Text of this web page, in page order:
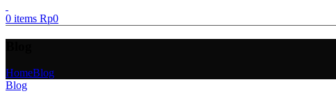
0 items Rp0
HomeBlog
Blog